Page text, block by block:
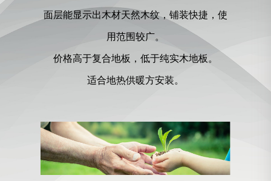
面层能显示出木材天然木纹，铺装快捷，使
用范围较广。
价格高于复合地板，低于纯实木地板。
适合地热供暖方安装。